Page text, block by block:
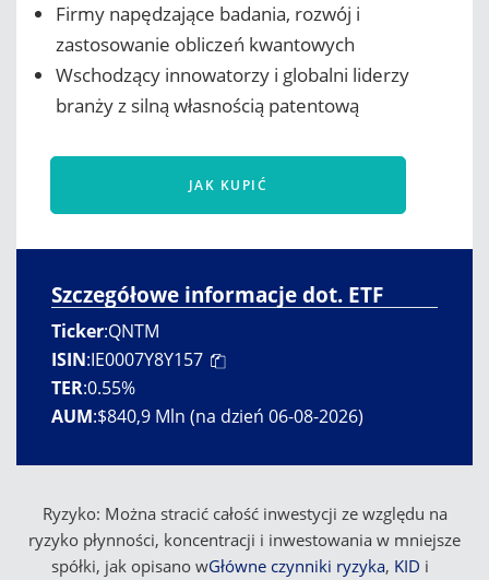
Firmy napędzające badania, rozwój i
zastosowanie obliczeń kwantowych
Wschodzący innowatorzy i globalni liderzy
branży z silną własnością patentową
JAK KUPIĆ
Szczegółowe informacje dot. ETF
Ticker:QNTM
ISIN:IE0007Y8Y157
TER:0.55%
AUM:$840,9 Mln (na dzień 06-08-2026)
Ryzyko: Można stracić całość inwestycji ze względu na
ryzyko płynności, koncentracji i inwestowania w mniejsze
spółki, jak opisano wGłówne czynniki ryzyka, KID i